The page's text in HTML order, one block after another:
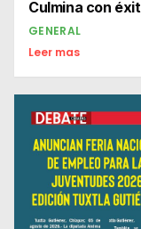
Culmina con
GENERAL
Leer mas